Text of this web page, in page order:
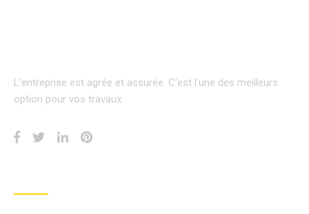
L’entreprise est agrée et assurée. C’est l’une des meilleurs
option pour vos travaux.